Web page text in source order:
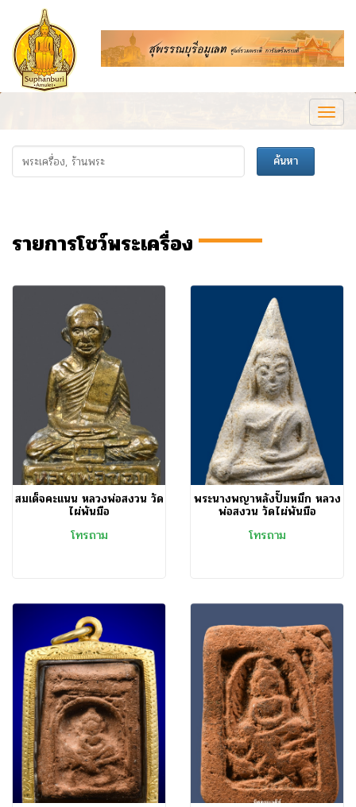
พระ
เครื่อง,
ค้นหา
รายการโชว์พระเครื่อง
สมเด็จคะแนน หลวงพ่อสงวน วัด
ไผ่พันมือ
โทรถาม
พระนางพญาหลังปั๊มหมึก หลวง
พ่อสงวน วัดไผ่พันมือ
โทรถาม